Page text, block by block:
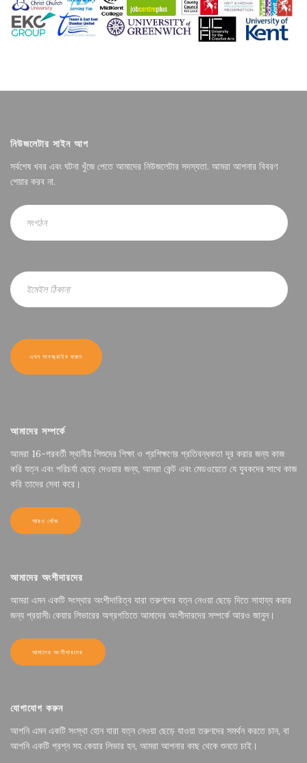
নিউজলেটার সাইন আপ
সর্বশেষ খবর এবং ঘটনা খুঁজে পেতে আমাদের নিউজলেটার সদস্যতা. আমরা আপনার বিবরণ
শেয়ার করব না.
আমাদের সম্পর্কে
আমরা 16-পরবর্তী স্থানীয় শিশুদের শিক্ষা ও প্রশিক্ষণের প্রতিবন্ধকতা দূর করার জন্য কাজ
করি যত্ন এবং পরিচর্যা ছেড়ে দেওয়ার জন্য, আমরা কেন্ট এবং মেডওয়েতে যে যুবকদের সাথে কাজ
করি তাদের সেবা করে।
আরও খোঁজ
আমাদের অংশীদারদের
আমরা এমন একটি সংস্থার অংশীদারিত্ব যারা তরুণদের যত্ন নেওয়া ছেড়ে দিতে সাহায্য করার
জন্য প্রয়াসী৷ কেয়ার লিভারের অগ্রগতিতে আমাদের অংশীদারদের সম্পর্কে আরও জানুন।
আমাদের অংশীদারদের
যোগাযোগ করুন
আপনি এমন একটি সংস্থা হোন যারা যত্ন নেওয়া ছেড়ে যাওয়া তরুণদের সমর্থন করতে চান, বা
আপনি একটি প্রশ্ন সহ কেয়ার লিভার হন, আমরা আপনার কাছ থেকে শুনতে চাই।